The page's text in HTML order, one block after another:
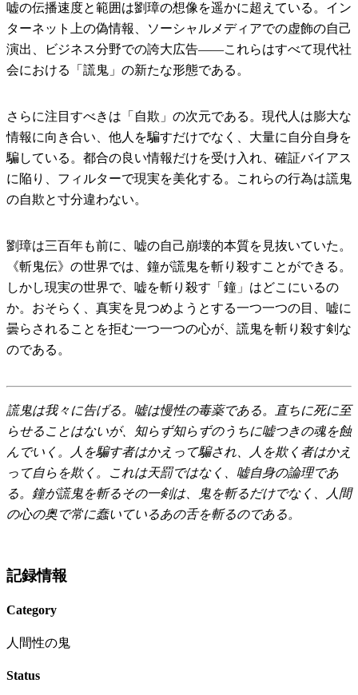
嘘の伝播速度と範囲は劉璋の想像を遥かに超えている。イン
ターネット上の偽情報、ソーシャルメディアでの虚飾の自己
演出、ビジネス分野での誇大広告――これらはすべて現代社
会における「謊鬼」の新たな形態である。
さらに注目すべきは「自欺」の次元である。現代人は膨大な
情報に向き合い、他人を騙すだけでなく、大量に自分自身を
騙している。都合の良い情報だけを受け入れ、確証バイアス
に陥り、フィルターで現実を美化する。これらの行為は謊鬼
の自欺と寸分違わない。
劉璋は三百年も前に、嘘の自己崩壊的本質を見抜いていた。
《斬鬼伝》の世界では、鐘が謊鬼を斬り殺すことができる。
しかし現実の世界で、嘘を斬り殺す「鐘」はどこにいるの
か。おそらく、真実を見つめようとする一つ一つの目、嘘に
曇らされることを拒む一つ一つの心が、謊鬼を斬り殺す剣な
のである。
謊鬼は我々に告げる。嘘は慢性の毒薬である。直ちに死に至
らせることはないが、知らず知らずのうちに嘘つきの魂を蝕
んでいく。人を騙す者はかえって騙され、人を欺く者はかえ
って自らを欺く。これは天罰ではなく、嘘自身の論理であ
る。鐘が謊鬼を斬るその一剣は、鬼を斬るだけでなく、人間
の心の奥で常に蠢いているあの舌を斬るのである。
記録情報
Category
人間性の鬼
Status